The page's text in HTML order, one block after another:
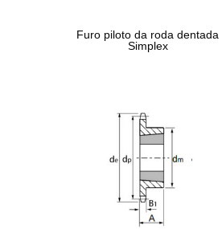
Furo piloto da roda dentada
Simplex